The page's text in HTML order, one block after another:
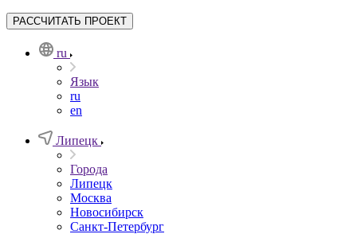
РАССЧИТАТЬ ПРОЕКТ
ru
Язык
ru
en
Липецк
Города
Липецк
Москва
Новосибирск
Санкт-Петербург